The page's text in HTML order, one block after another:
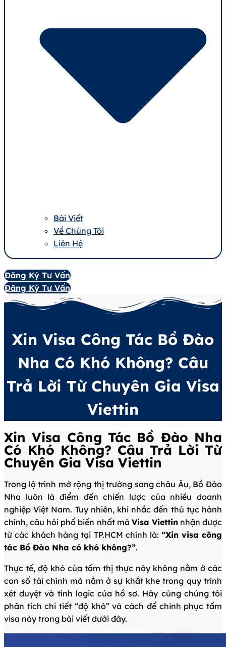
Bài Viết
Về Chúng Tôi
Liên Hệ
Đăng Ký Tư Vấn
Đăng Ký Tư Vấn
Xin Visa Công Tác Bồ Đào
Nha Có Khó Không? Câu
Trả Lời Từ Chuyên Gia Visa
Viettin
Xin Visa Công Tác Bồ Đào Nha
Có Khó Không? Câu Trả Lời Từ
Chuyên Gia Visa Viettin
Trong lộ trình mở rộng thị trường sang châu Âu, Bồ Đào
Nha luôn là điểm đến chiến lược của nhiều doanh
nghiệp Việt Nam. Tuy nhiên, khi nhắc đến thủ tục hành
chính, câu hỏi phổ biến nhất mà Visa Viettinnhận được
từ các khách hàng tại TP.HCM chính là: “Xin visa công
tác Bồ Đào Nha có khó không?”.
Thực tế, độ khó của tấm thị thực này không nằm ở các
con số tài chính mà nằm ở sự khắt khe trong quy trình
xét duyệt và tính logic của hồ sơ. Hãy cùng chúng tôi
phân tích chi tiết “độ khó” và cách để chinh phục tấm
visa này trong bài viết dưới đây.